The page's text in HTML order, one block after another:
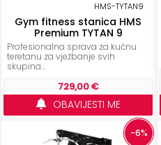
poslovanja
Pravila
o
kolačićima
HMS-TYTAN9
Gym fitness stanica HMS
Premium TYTAN 9
Profesionalna sprava za kućnu
teretanu za vježbanje svih
skupina...
729,00 €
OBAVIJESTI ME
-6%